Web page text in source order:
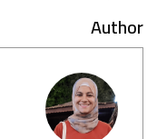
Author